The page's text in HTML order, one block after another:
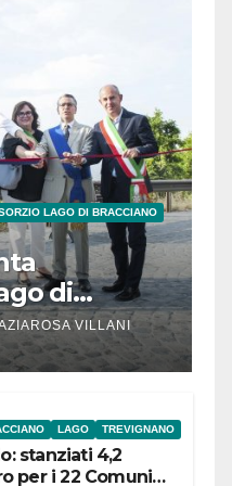
LAGO DI BRACCIANO
di
VILLANI
LAGO TREVIGNANO
stanziati 4,2
per i 22 Comuni